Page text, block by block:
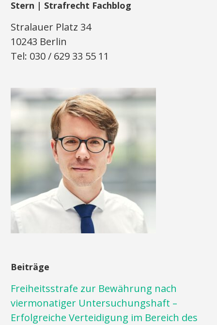
Stern | Strafrecht Fachblog
Stralauer Platz 34
10243 Berlin
Tel: 030 / 629 33 55 11
Beiträge
Freiheitsstrafe zur Bewährung nach
viermonatiger Untersuchungshaft –
Erfolgreiche Verteidigung im Bereich des